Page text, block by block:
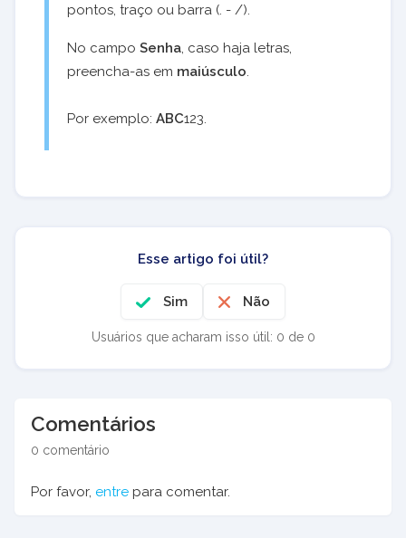
pontos, traço ou barra (. - /).
No campo Senha , caso haja letras,
preencha-as em maiúsculo
Por exemplo: ABC123.
Esse artigo foi útil?
Sim Não
Usuários que acharam isso útil: 0 de 0
Comentários
0 comentário
Por favor, entre para comentar.